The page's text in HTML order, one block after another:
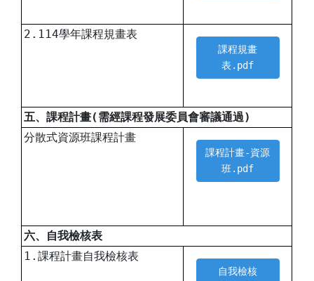
2.114學年課程規畫表
課程規畫
表.pdf
五、課程計畫(需經課程發展委員會審議通過)
分散式資源班課程計畫
課程計畫-資源
班.pdf
六、自我檢核表
1.課程計畫自我檢核表
自我檢核